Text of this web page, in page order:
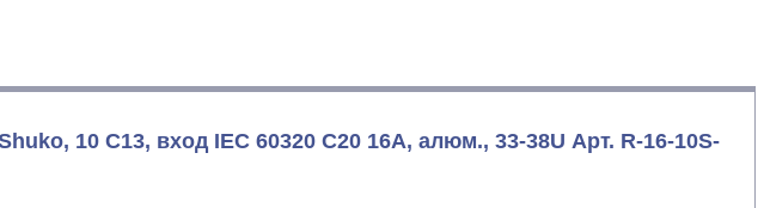
10 C13, вход IEC 60320 C20 16A, алюм., 33-38U Арт. R-16-10S-